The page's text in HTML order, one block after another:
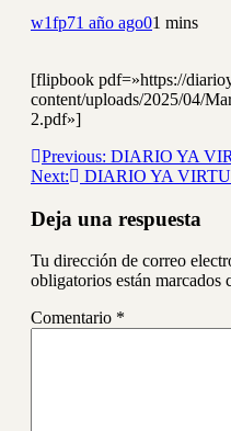
w1fp71 año ago01 mins
[flipbook pdf=»https://
content/uploads/2025/04/
2.pdf»]
Navegación
de
entradas
Previous: DIARIO YA
Next:
DIARIO YA
Deja una respuesta
Tu dirección de correo
obligatorios están marcados
Comentario *